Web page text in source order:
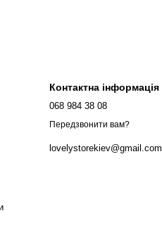
Контактна інформація
068 984 38 08
Передзвонити вам?
lovelystorekiev@gmail.com